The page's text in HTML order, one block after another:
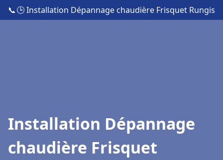
📞🕒 Installation Dépannage chaudière Frisquet Rungis
Installation Dépannage
chaudière Frisquet